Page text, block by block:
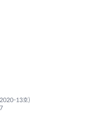
2020-13호)